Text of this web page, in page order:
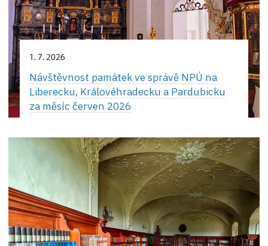
1. 7. 2026
Návštěvnost památek ve správě NPÚ na
Liberecku, Královéhradecku a Pardubicku
za měsíc červen 2026